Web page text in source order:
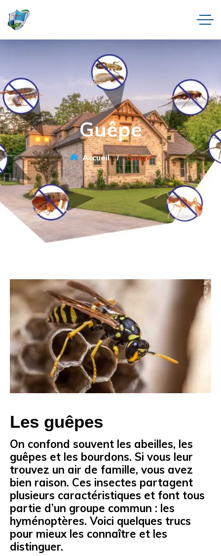
Guêpe
Accueil Guêpe
Les guêpes
On confond souvent les abeilles, les
guêpes et les bourdons. Si vous leur
trouvez un air de famille, vous avez
bien raison. Ces insectes partagent
plusieurs caractéristiques et font tous
partie d’un groupe commun : les
hyménoptères. Voici quelques trucs
pour mieux les connaître et les
distinguer.